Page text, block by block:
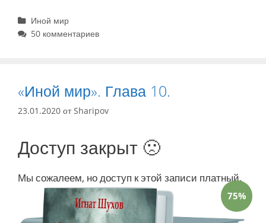
Рубрики
Иной мир
50 комментариев
«Иной мир». Глава 10.
23.01.2020 отSharipov
Доступ закрыт 🙁
Мы сожалеем, но доступ к этой записи платный.
75%